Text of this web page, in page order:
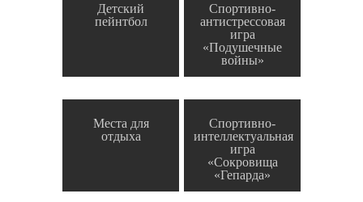
Детский
пейнтбол
Спортивно-
антистрессовая
игра
«Подушечные
войны»
Места для
отдыха
Спортивно-
интеллектуальная
игра
«Сокровища
«Гепарда»